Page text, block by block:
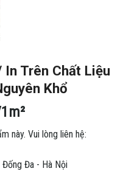
Trên Chất Liệu
Khổ
này. Vui lòng liên hệ:
Đống Đa - Hà Nội